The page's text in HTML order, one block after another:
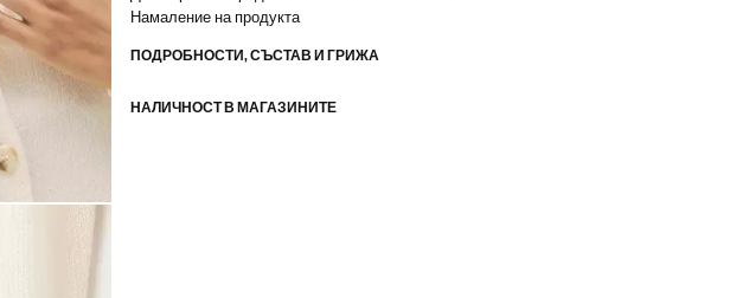
Намаление на продукта
ПОДРОБНОСТИ, СЪСТАВ И ГРИЖА
НАЛИЧНОСТ В МАГАЗИНИТЕ